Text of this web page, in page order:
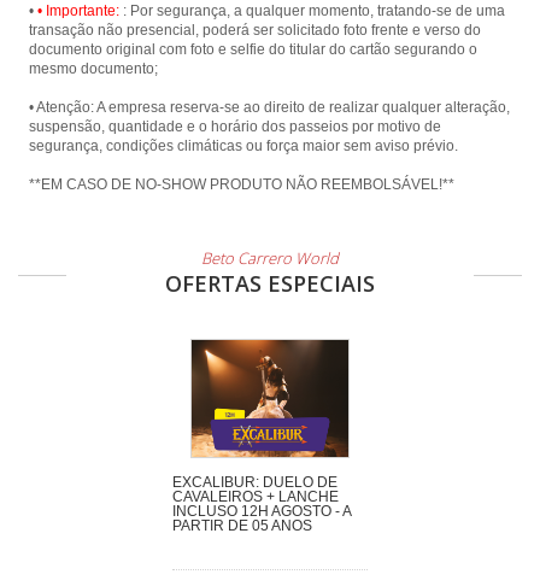
• • Importante: : Por segurança, a qualquer momento, tratando-se de uma
transação não presencial, poderá ser solicitado foto frente e verso do
documento original com foto e selfie do titular do cartão segurando o
mesmo documento;
• Atenção: A empresa reserva-se ao direito de realizar qualquer alteração,
suspensão, quantidade e o horário dos passeios por motivo de
segurança, condições climáticas ou força maior sem aviso prévio.
**EM CASO DE NO-SHOW PRODUTO NÃO REEMBOLSÁVEL!**
Beto Carrero World
OFERTAS ESPECIAIS
EXCALIBUR: DUELO DE
CAVALEIROS + LANCHE
INCLUSO 12H AGOSTO - A
PARTIR DE 05 ANOS